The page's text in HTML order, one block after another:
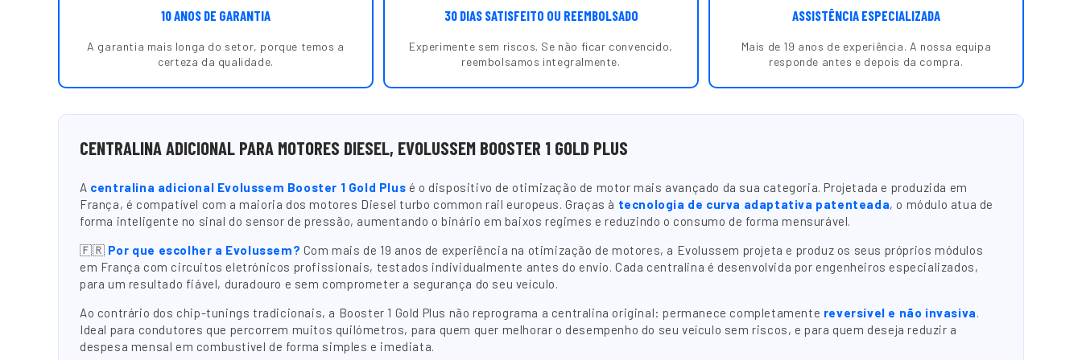
10 ANOS DE GARANTIA
A garantia mais longa do setor, porque temos a
certeza da qualidade.
30 DIAS SATISFEITO OU REEMBOLSADO
Experimente sem riscos. Se não ficar convencido,
reembolsamos integralmente.
ASSISTÊNCIA ESPECIALIZADA
Mais de 19 anos de experiência. A nossa equipa
responde antes e depois da compra.
CENTRALINA ADICIONAL PARA MOTORES DIESEL, EVOLUSSEM BOOSTER 1 GOLD PLUS
A centralina adicional Evolussem Booster 1 Gold Plus é o dispositivo de otimização de motor mais avançado da sua categoria. Projetada e produzida em
França, é compatível com a maioria dos motores Diesel turbo common rail europeus. Graças à tecnologia de curva adaptativa patenteada, o módulo atua de
forma inteligente no sinal do sensor de pressão, aumentando o binário em baixos regimes e reduzindo o consumo de forma mensurável.
🇫🇷 Por que escolher a Evolussem? Com mais de 19 anos de experiência na otimização de motores, a Evolussem projeta e produz os seus próprios módulos
em França com circuitos eletrónicos profissionais, testados individualmente antes do envio. Cada centralina é desenvolvida por engenheiros especializados,
para um resultado fiável, duradouro e sem comprometer a segurança do seu veículo.
Ao contrário dos chip-tunings tradicionais, a Booster 1 Gold Plus não reprograma a centralina original: permanece completamente reversível e não invasiva.
Ideal para condutores que percorrem muitos quilómetros, para quem quer melhorar o desempenho do seu veículo sem riscos, e para quem deseja reduzir a
despesa mensal em combustível de forma simples e imediata.